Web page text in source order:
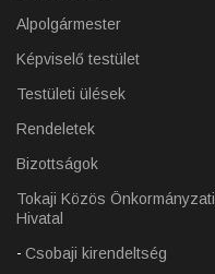
Alpolgármester
Képviselő testület
Testületi ülések
Rendeletek
Bizottságok
Tokaji Közös Önkormányzati
Hivatal
Csobaji kirendeltség